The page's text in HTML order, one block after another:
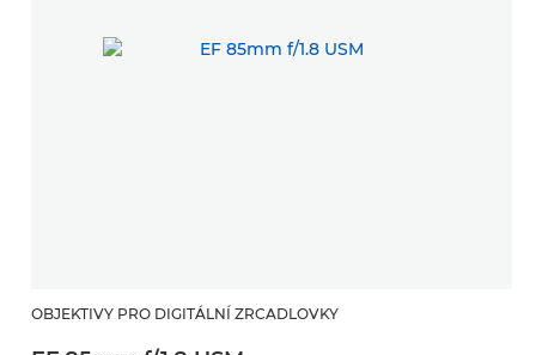
OBJEKTIVY PRO DIGITÁLNÍ ZRCADLOVKY